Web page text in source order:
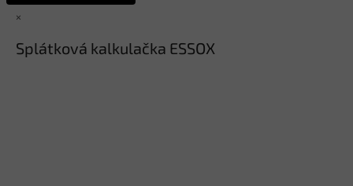
×
Splátková kalkulačka ESSOX